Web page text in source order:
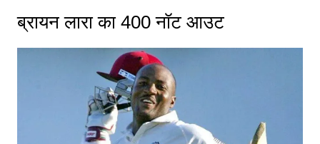
ब्रायन लारा का 400 नॉट आउट